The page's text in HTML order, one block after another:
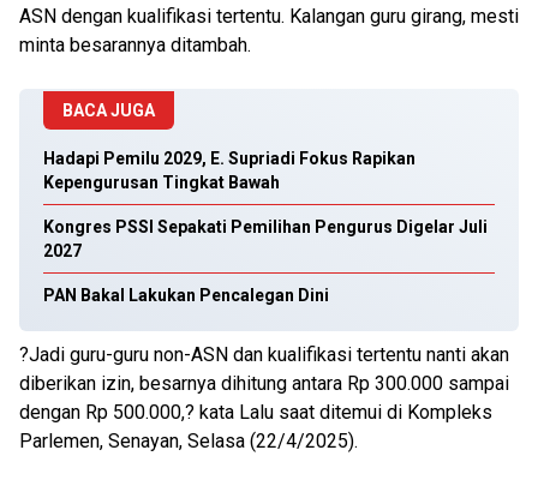
ASN dengan kualifikasi tertentu. Kalangan guru girang, mesti
minta besarannya ditambah.
BACA JUGA
Hadapi Pemilu 2029, E. Supriadi Fokus Rapikan
Kepengurusan Tingkat Bawah
Kongres PSSI Sepakati Pemilihan Pengurus Digelar Juli
2027
PAN Bakal Lakukan Pencalegan Dini
?Jadi guru-guru non-ASN dan kualifikasi tertentu nanti akan
diberikan izin, besarnya dihitung antara Rp 300.000 sampai
dengan Rp 500.000,? kata Lalu saat ditemui di Kompleks
Parlemen, Senayan, Selasa (22/4/2025).